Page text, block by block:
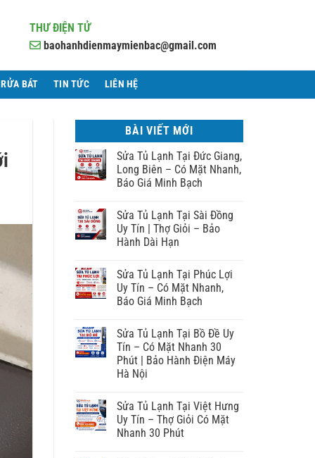
THƯ ĐIỆN TỬ
baohanhdienmaymienbac@gmail.com
BÁT TIN TỨC LIÊN HỆ
BÀI VIẾT MỚI
Sửa Tủ Lạnh Tại Đức Giang,
Long Biên – Có Mặt Nhanh,
Báo Giá Minh Bạch
Sửa Tủ Lạnh Tại Sài Đồng
Uy Tín | Thợ Giỏi – Bảo
Hành Dài Hạn
Sửa Tủ Lạnh Tại Phúc Lợi
Uy Tín – Có Mặt Nhanh,
Báo Giá Minh Bạch
Sửa Tủ Lạnh Tại Bồ Đề Uy
Tín – Có Mặt Nhanh 30
Phút | Bảo Hành Điện Máy
Hà Nội
Sửa Tủ Lạnh Tại Việt Hưng
Uy Tín – Thợ Giỏi Có Mặt
Nhanh 30 Phút